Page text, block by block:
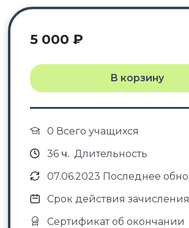
5 000 ₽
В корзину
0 Всего учащихся
36ч. Длительность
07.06.2023 Последнее
Срок действия
Сертификат об окончании